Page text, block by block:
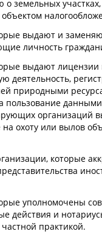
земельных
выдают и
личность
выдают лицензии
деятельность,
природными
пользование
организаций
охоту или вылов
которые
уполномочены
действия и
практикой.